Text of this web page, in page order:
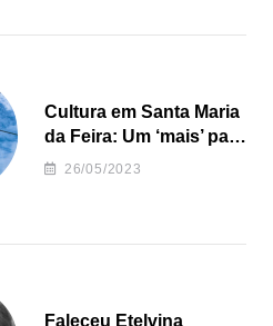
Cultura em Santa Maria
da Feira: Um ‘mais’ para
o Concelho
26/05/2023
Faleceu Etelvina